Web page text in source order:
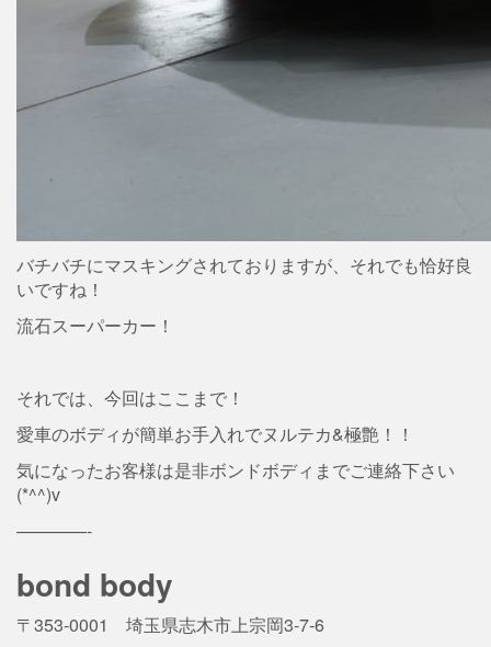
バチバチにマスキングされておりますが、それでも恰好良
いですね！
流石スーパーカー！
それでは、今回はここまで！
愛車のボディが簡単お手入れでヌルテカ&極艶！！
気になったお客様は是非ボンドボディまでご連絡下さい
(*^^)v
————-
bond body
〒353-0001 埼玉県志木市上宗岡3-7-6